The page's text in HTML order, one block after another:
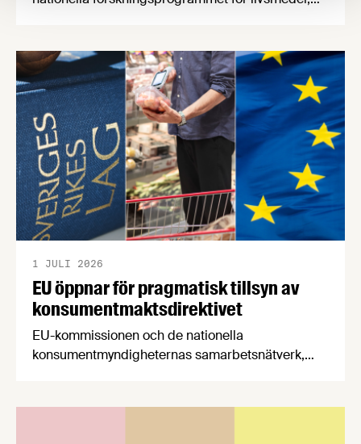
en motståndskraftig livsmedelsförsörjning", och
båda syftar till att bana väg för innovationer som
stärker Sveriges livsmedelsförsörjning.
EU öppnar för pragmatisk tillsyn av
konsumentmaktsdirektivet
1 JULI 2026
EU-kommissionen och de nationella
konsumentmyndigheternas samarbetsnätverk,
konsumentmaktsdirektivet. Livsmedelsföretagen